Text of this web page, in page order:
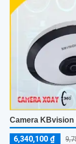
Camera KBvision
6,340,100 ₫